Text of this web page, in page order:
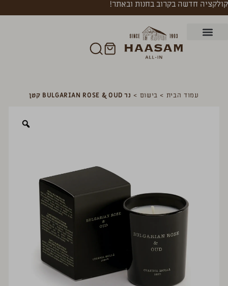
קולקציה חדשה בקרוב בחנות ובאתר!
עמוד הבית > בישום > נר BULGARIAN ROSE & OUD קטן